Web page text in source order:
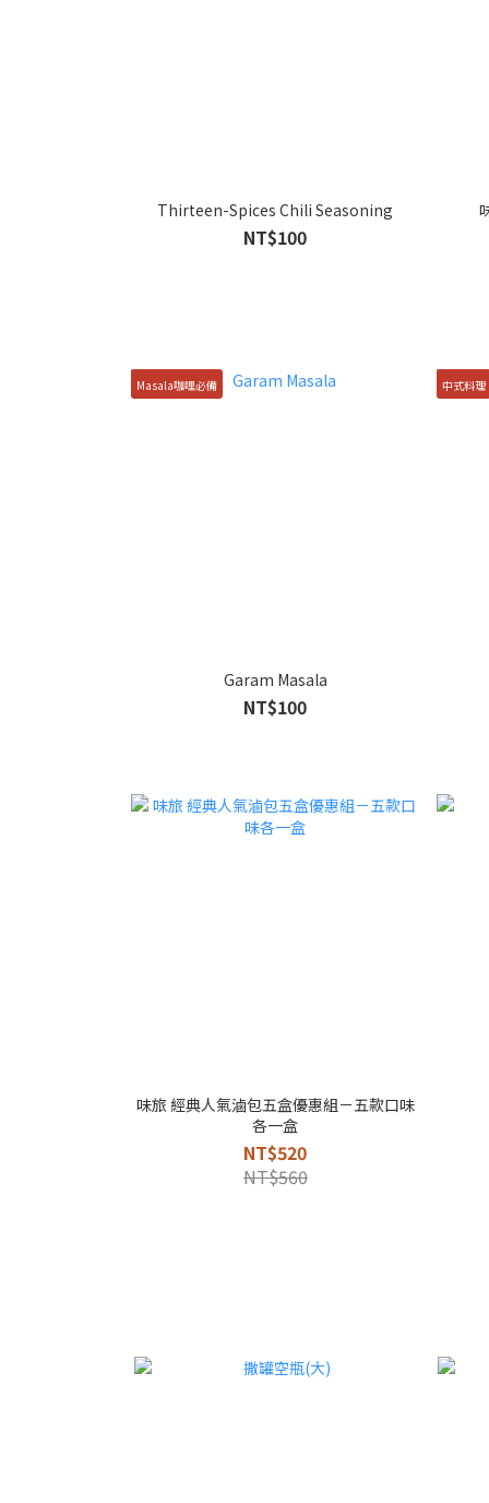
Thirteen-Spices Chili Seasoning
NT$100
Masala咖哩必備
Garam Masala
NT$100
中式料理
味旅 經典人氣滷包五盒優惠組－五款口味
各一盒
NT$520
NT$560